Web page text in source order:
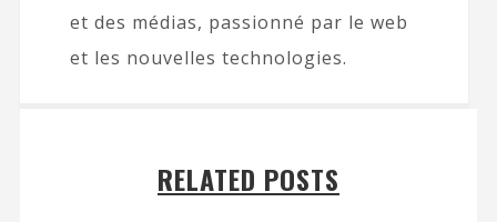
et des médias, passionné par le web
et les nouvelles technologies.
RELATED POSTS